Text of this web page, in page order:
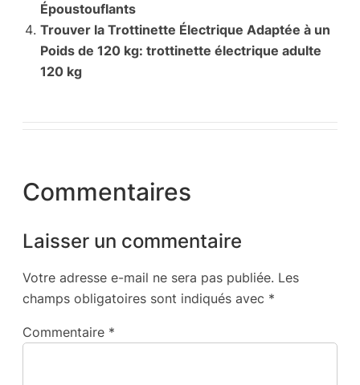
Époustouflants
Trouver la Trottinette Électrique Adaptée à un
Poids de 120 kg: trottinette électrique adulte
120 kg
Commentaires
Laisser un commentaire
Votre adresse e-mail ne sera pas publiée. Les
champs obligatoires sont indiqués avec *
Commentaire *